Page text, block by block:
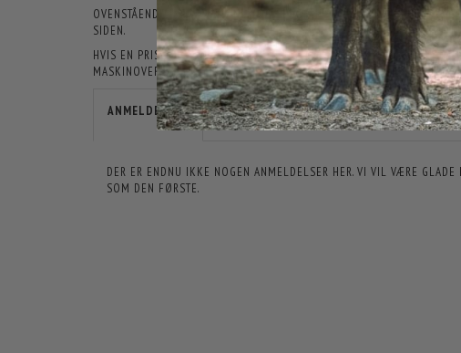
OVENSTÅENDE INFORMATIONER OG SPECIFIKATIONER KAN LØBENDE
SIDEN.
HVIS EN PRIS ER ÅBENLYST FORKERT, ER JAGT-JAKT IKKE FORPLIGTET
MASKINOVERSATTE, OG DER KAN DERFOR FOREKOMME TEKSTER, SOM
ANMELDELSER
DER ER ENDNU IKKE NOGEN ANMELDELSER HER. VI VIL VÆRE
SOM DEN FØRSTE.